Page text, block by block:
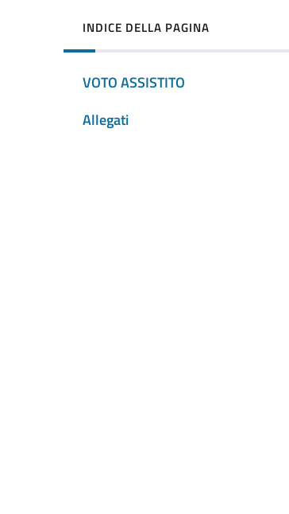
INDICE DELLA PAGINA
VOTO ASSISTITO
Allegati